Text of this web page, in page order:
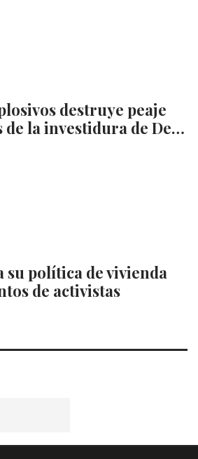
destruye peaje
de la investidura de De…
política de vivienda
de activistas